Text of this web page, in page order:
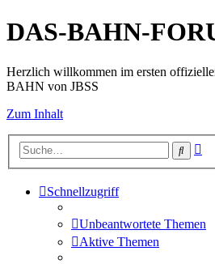
DAS-BAHN-
Herzlich willkommen im ersten
BAHN von JBSS
Zum Inhalt
Suche
Schnellzugriff
Unbeantwortete Themen
Aktive Themen